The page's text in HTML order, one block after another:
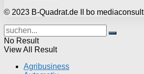
© 2023 B-Quadrat.de II bo mediaconsult
No Result
View All Result
Agribusiness